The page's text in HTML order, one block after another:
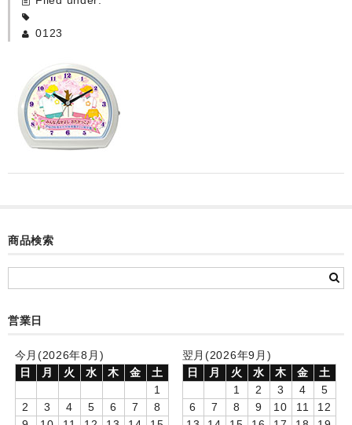
カード付フォトフレームクロック(集合)
目覚まし時計(集合＋個別)
メロディ時計(集合)
知育時計
制服メモリー
お絵かきギャラリー
自作オリジナル時計
0123
商品検索
営業日
今月(2026年8月)
日
月 火 水 木 金
土
1
2
3 4 5 6 7
8
翌月(2026年9月)
日
月 火 水 木 金
土
1
2 3 4
5
6
7 8 9 10 11
12